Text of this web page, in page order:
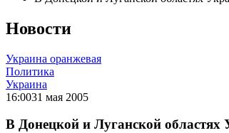
Новости
Украина оранжевая
Политика
Украина
16:0031 мая 2005
В Донецкой и Луганской